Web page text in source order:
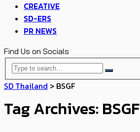
CREATIVE
SD-ERS
PR NEWS
Find Us on Socials
SD Thailand > BSGF
Tag Archives: BSGF